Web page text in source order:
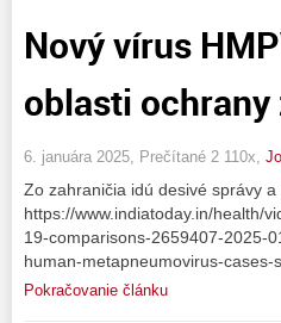
Nový vírus
oblasti ochrany
6. januára 2025, Prečítané 2 110x,
Zo zahraničia idú desivé správy
https://www.indiatoday.in/health/
19-comparisons-2659407-2025-
human-metapneumovirus-
Pokračovanie článku